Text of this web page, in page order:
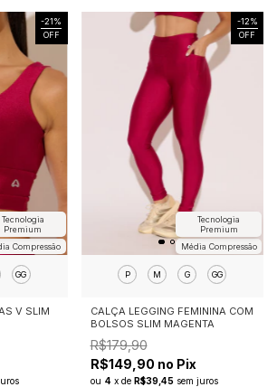
-21%
OFF
Compressão
Tecnologia
Premium
GG
V SLIM
-12%
OFF
Média Compressão
Tecnologia
Premium
P M G GG
CALÇA LEGGING FEMININA COM
BOLSOS SLIM MAGENTA
R$179,90
R$149,90 no Pix
ou 4 x de R$39,45 sem juros